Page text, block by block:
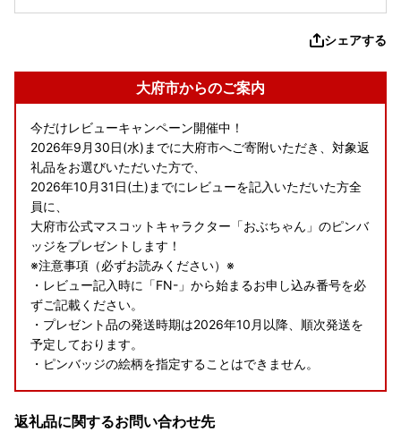
シェアする
大府市からのご案内
今だけレビューキャンペーン開催中！
2026年9月30日(水)までに大府市へご寄附いただき、対象返
礼品をお選びいただいた方で、
2026年10月31日(土)までにレビューを記入いただいた方全
員に、
大府市公式マスコットキャラクター「おぶちゃん」のピンバ
ッジをプレゼントします！
※注意事項（必ずお読みください）※
・レビュー記入時に「FN-」から始まるお申し込み番号を必
ずご記載ください。
・プレゼント品の発送時期は2026年10月以降、順次発送を
予定しております。
・ピンバッジの絵柄を指定することはできません。
・エアウィーヴ ギフト券 各種
返礼品に関するお問い合わせ先